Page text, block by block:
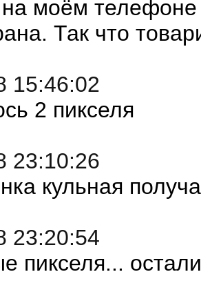
на моём
Так что
15:46:02
2 пикселя
23:10:26
кульная
23:20:54
пикселя...